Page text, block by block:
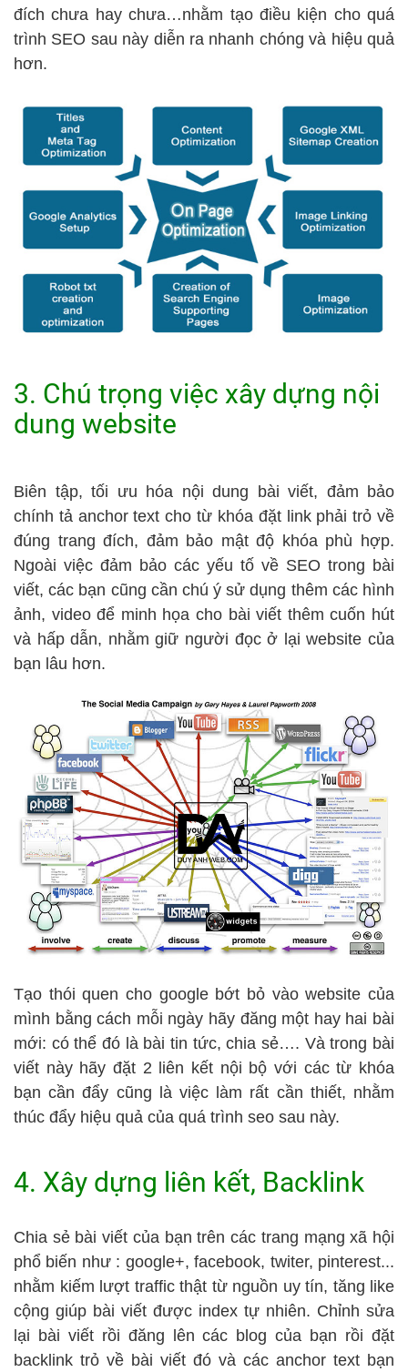
đích chưa hay chưa…nhằm tạo điều kiện cho quá
trình SEO sau này diễn ra nhanh chóng và hiệu quả
hơn.
3. Chú trọng việc xây dựng nội
dung website
Biên tập, tối ưu hóa nội dung bài viết, đảm bảo
chính tả anchor text cho từ khóa đặt link phải trỏ về
đúng trang đích, đảm bảo mật độ khóa phù hợp.
Ngoài việc đảm bảo các yếu tố về SEO trong bài
viết, các bạn cũng cần chú ý sử dụng thêm các hình
ảnh, video để minh họa cho bài viết thêm cuốn hút
và hấp dẫn, nhằm giữ người đọc ở lại website của
bạn lâu hơn.
Tạo thói quen cho google bớt bỏ vào website của
mình bằng cách mỗi ngày hãy đăng một hay hai bài
mới: có thể đó là bài tin tức, chia sẻ…. Và trong bài
viết này hãy đặt 2 liên kết nội bộ với các từ khóa
bạn cần đẩy cũng là việc làm rất cần thiết, nhằm
thúc đẩy hiệu quả của quá trình seo sau này.
4. Xây dựng liên kết, Backlink
Chia sẻ bài viết của bạn trên các trang mạng xã hội
phổ biến như : google+, facebook, twiter, pinterest...
nhằm kiếm lượt traffic thật từ nguồn uy tín, tăng like
cộng giúp bài viết được index tự nhiên. Chỉnh sửa
lại bài viết rồi đăng lên các blog của bạn rồi đặt
backlink trỏ về bài viết đó và các anchor text bạn